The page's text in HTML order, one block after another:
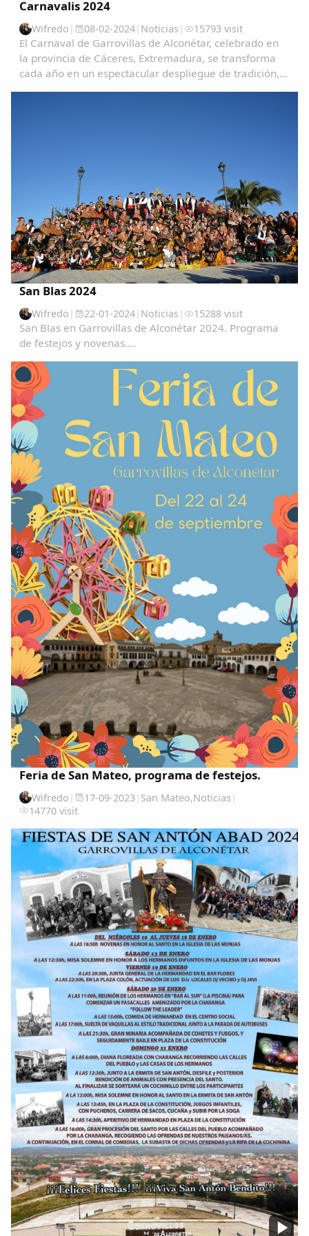
Carnavalis 2024
Wifredo | 08-02-2024| Noticias | 15793 visit
El Carnaval de Garrovillas de Alconétar, celebrado en
la provincia de Cáceres, Extremadura, se transforma
cada año en un espectacular despliegue de tradición,
color y alegría, atrayendo a visitantes de todas partes
San Blas 2024
Wifredo | 22-01-2024| Noticias | 15288 visit
San Blas en Garrovillas de Alconétar 2024. Programa
de festejos y novenas....
Feria de San Mateo, programa de festejos.
Wifredo | 17-09-2023| San Mateo,Noticias |
14770 visit